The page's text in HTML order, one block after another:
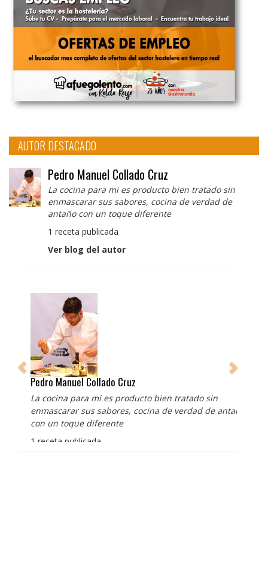
AUTOR DESTACADO
Pedro Manuel Collado Cruz
La cocina para mi es producto bien tratado sin
enmascarar sus sabores, cocina de verdad de
antaño con un toque diferente
1 receta publicada
Ver blog del autor
Pedro Manuel Collado Cruz
La cocina para mi es producto bien tratado sin
enmascarar sus sabores, cocina de verdad de antaño
con un toque diferente
1 receta publicada